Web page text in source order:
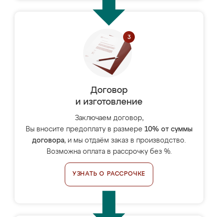
Договор
и изготовление
Заключаем договор,
Вы вносите предоплату в размере 10% от суммы
договора, и мы отдаём заказ в производство.
Возможна оплата в рассрочку без %.
УЗНАТЬ О РАССРОЧКЕ